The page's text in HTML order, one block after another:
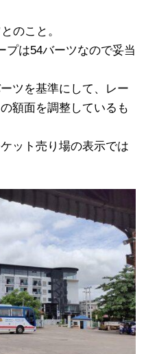
のこと。
プは54バーツなので妥当
ツを基準にして、レー
額面を調整しているも
ット売り場の表示では